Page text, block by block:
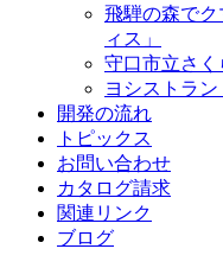
飛騨の森で
ィス」
守口市立さく
ヨシストラ
開発の流れ
トピックス
お問い合わせ
カタログ請求
関連リンク
ブログ